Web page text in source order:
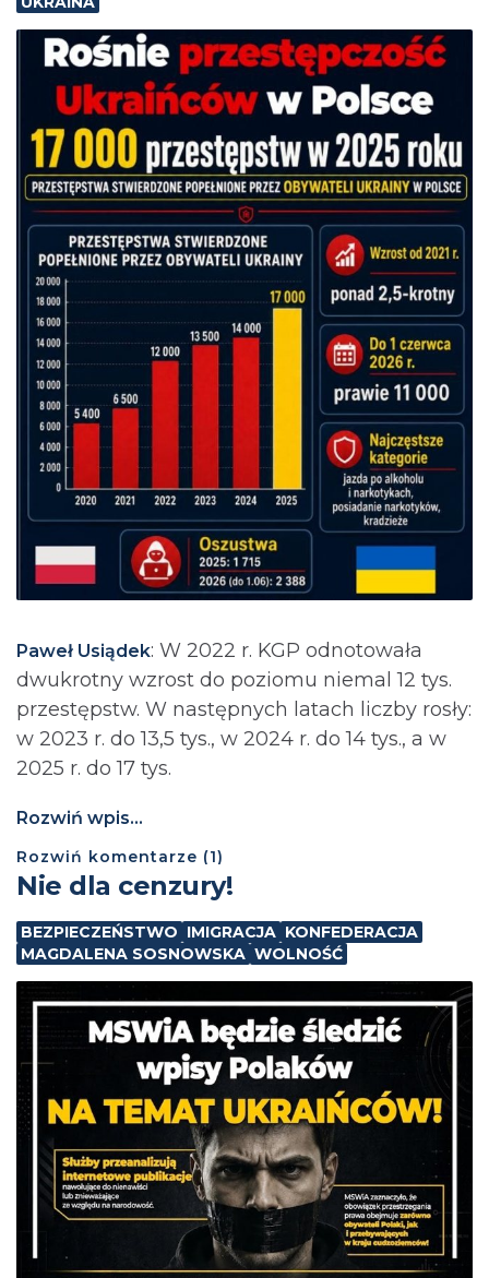
Paweł Usiądek: ⁨W 2022 r. KGP odnotowała
dwukrotny wzrost do poziomu niemal 12 tys.
przestępstw. W następnych latach liczby rosły:
w 2023 r. do 13,5 tys., w 2024 r. do 14 tys., a w
2025 r. do 17 tys.
Rozwiń wpis...
Rozwiń komentarze (1)
Nie dla cenzury!
BEZPIECZEŃSTWO IMIGRACJA KONFEDERACJA
MAGDALENA SOSNOWSKA WOLNOŚĆ